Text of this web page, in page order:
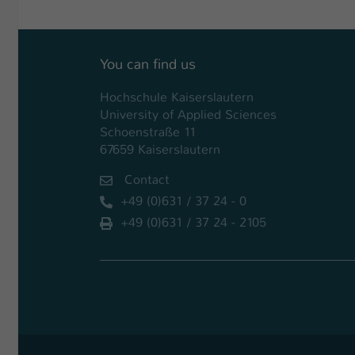
You can find us
Hochschule Kaiserslautern
University of Applied Sciences
Schoenstraße 11
67659 Kaiserslautern
Contact
+49 (0)631 / 37 24 - 0
+49 (0)631 / 37 24 - 2105